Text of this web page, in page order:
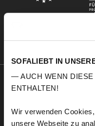
SOFALIEBT IN
— AUCH WENN DIESE
ENTHALTEN!
Wir verwenden
unsere Webseite zu
Sensoo
Über uns
Komfort